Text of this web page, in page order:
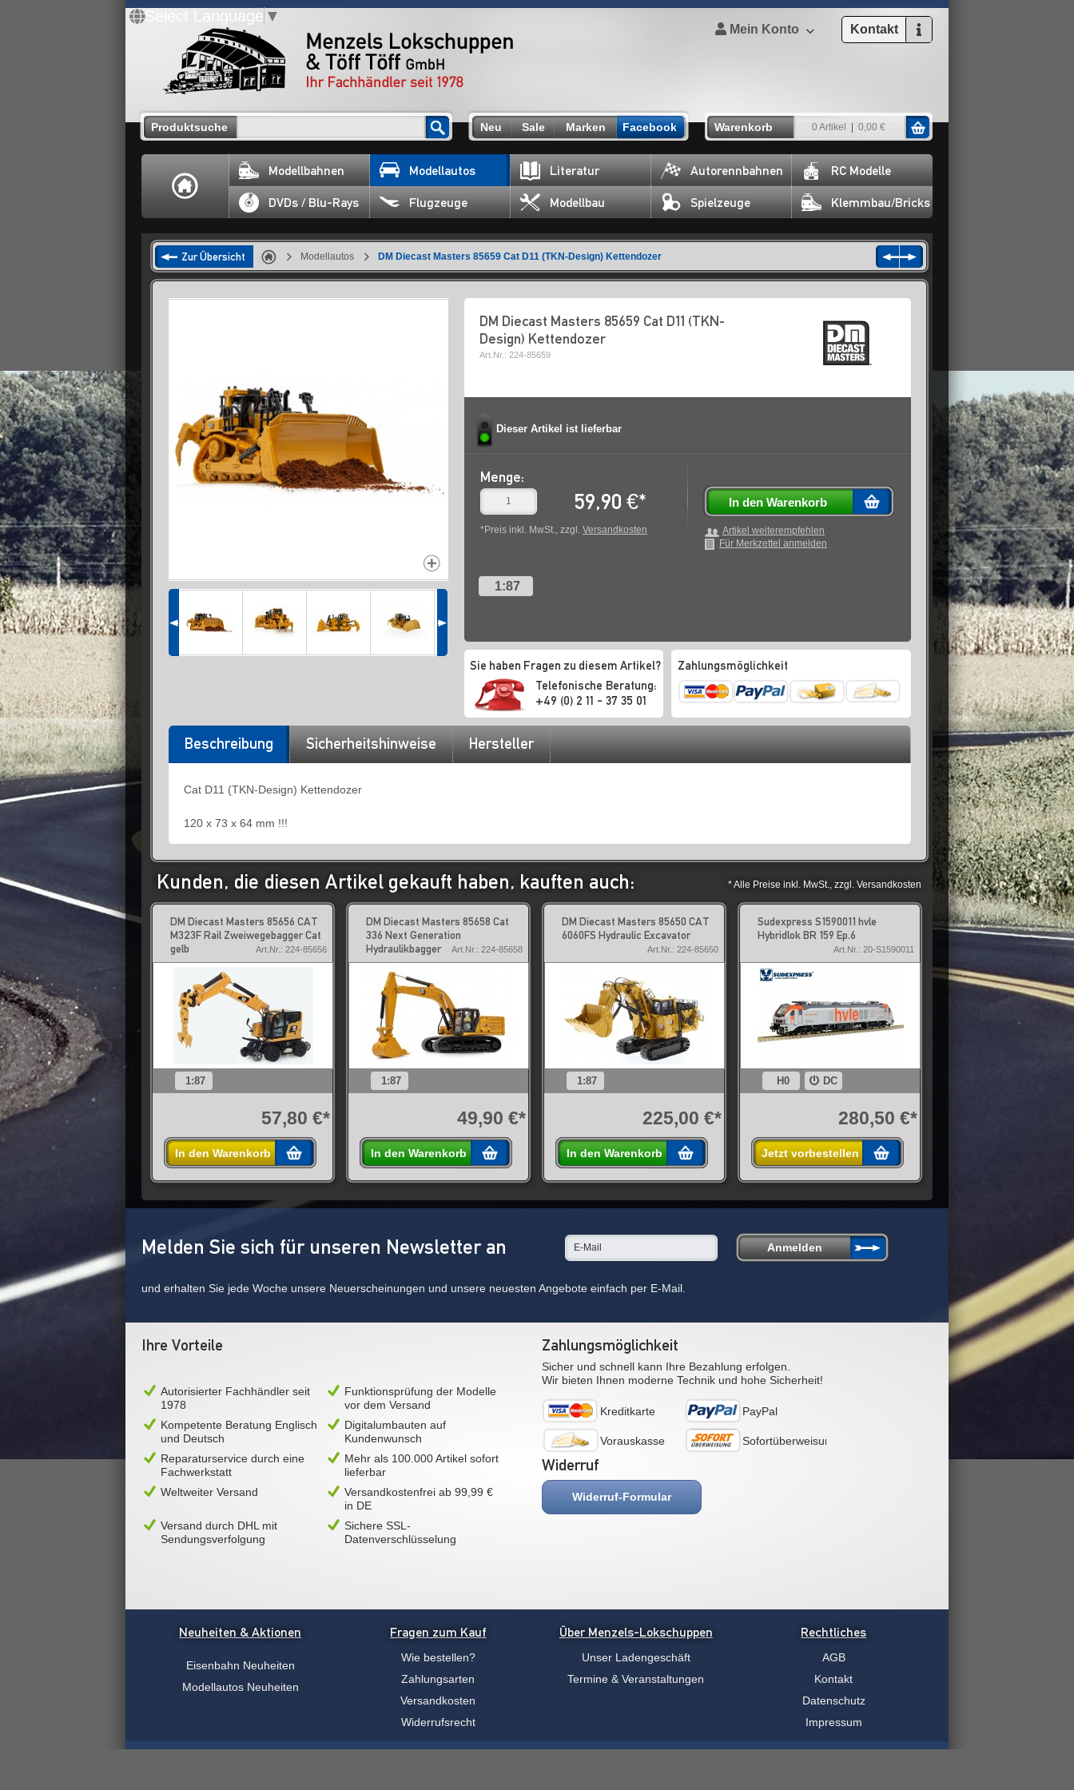
Select Language ▼
Mein Konto Kontakt
Produktsuche Neu Sale Marken Facebook Warenkorb 0 Artikel 0,00 €
Modellbahnen Modellautos Literatur Autorennbahnen RC Modelle
DVDs / Blu-Rays Flugzeuge Modellbau Spielzeuge Klemmbau/Bricks
Zur Übersicht Modellautos DM Diecast Masters 85659 Cat D11 (TKN-Design) Kettendozer
DM Diecast Masters 85659 Cat D11 (TKN-
Design) Kettendozer
Art.Nr.: 224-85659
Dieser Artikel ist lieferbar
Menge:
59,90 €*
*Preis inkl. MwSt., zzgl. Versandkosten
In den Warenkorb
Artikel weiterempfehlen
Für Merkzettel anmelden
1:87
Sie haben Fragen zu diesem Artikel?
Telefonische Beratung:
+49 (0) 2 11 - 37 35 01
Zahlungsmöglichkeit
Beschreibung Sicherheitshinweise Hersteller
Cat D11 (TKN-Design) Kettendozer
120 x 73 x 64 mm !!!
Kunden, die diesen Artikel gekauft haben, kauften auch: * Alle Preise inkl. MwSt., zzgl. Versandkosten
DM Diecast Masters 85656 CAT
M323F Rail Zweiwegebagger Cat
gelb
Art.Nr.: 224-85656
1:87
57,80 €*
In den Warenkorb
DM Diecast Masters 85658 Cat
336 Next Generation
Hydraulikbagger
Art.Nr.: 224-85658
1:87
49,90 €*
In den Warenkorb
DM Diecast Masters 85650 CAT
6060FS Hydraulic Excavator
Art.Nr.: 224-85650
1:87
225,00 €*
In den Warenkorb
Sudexpress S1590011 hvle
Hybridlok BR 159 Ep.6
Art.Nr.: 20-S1590011
H0 DC
280,50 €*
Jetzt vorbestellen
Melden Sie sich für unseren Newsletter an
und erhalten Sie jede Woche unsere Neuerscheinungen und unsere neuesten Angebote einfach per E-Mail.
Ihre Vorteile
Autorisierter Fachhändler seit
1978
Funktionsprüfung der Modelle
vor dem Versand
Kompetente Beratung Englisch
und Deutsch
Digitalumbauten auf
Kundenwunsch
Reparaturservice durch eine
Fachwerkstatt
Mehr als 100.000 Artikel sofort
lieferbar
Weltweiter Versand
Versandkostenfrei ab 99,99 €
in DE
Versand durch DHL mit
Sendungsverfolgung
Sichere SSL-
Datenverschlüsselung
Zahlungsmöglichkeit
Sicher und schnell kann Ihre Bezahlung erfolgen.
Wir bieten Ihnen moderne Technik und hohe Sicherheit!
Kreditkarte PayPal
Vorauskasse Sofortüberweisung
Widerruf
Widerruf-Formular
Neuheiten & Aktionen
Eisenbahn Neuheiten
Modellautos Neuheiten
Fragen zum Kauf
Wie bestellen?
Zahlungsarten
Versandkosten
Widerrufsrecht
Über Menzels-Lokschuppen
Unser Ladengeschäft
Termine & Veranstaltungen
Rechtliches
AGB
Kontakt
Datenschutz
Impressum